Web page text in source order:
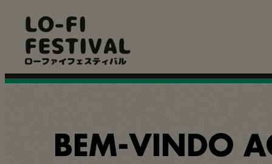
conteúdo
principal
LO-FI
FESTIVAL
ローファイフェスティバル
BEM-VINDO